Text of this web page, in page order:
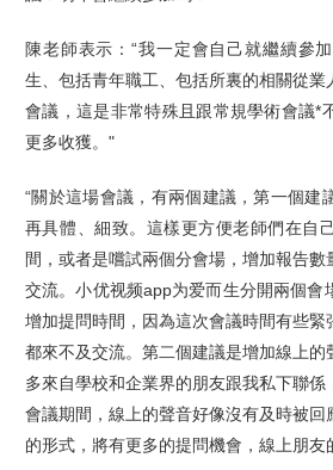
陳老師表示：“我一定會自己就繼續參
生、包括青年職工、包括所裏的相關從業
會議，這是非常特殊且跟常規學術會議*
更多收獲。"
“關於這場會議，有兩個建議，第一個建
再具體、細致。這樣更方便老師們在自
間，或者是嚐試兩個分會場，增加報告數
交流。小优视频app为爱而生分開兩個會
增加提問時間，因為這次會議時間有些緊
都來不及交流。第二個建議是增加線上的
多來自學校和企業界的朋友跟我私下聯
會議期間，線上的聲音好像沒有及時被
的形式，將有更多的提問機會，線上朋